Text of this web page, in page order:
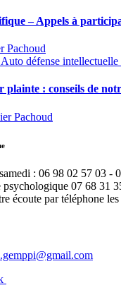
– Appels à
Pachoud
Auto défense intellectuelle
plainte : conseils de
Pachoud
: 06 98 02 57 03 -
psychologique 07 68 31
écoute par téléphone